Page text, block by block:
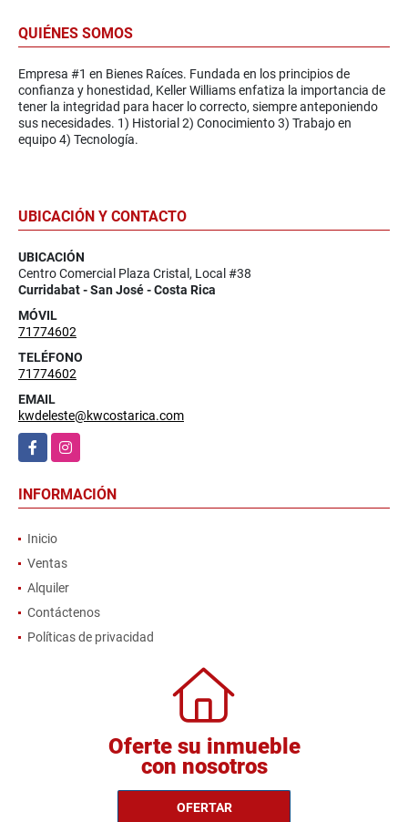
QUIÉNES SOMOS
Empresa #1 en Bienes Raíces. Fundada en los principios de
confianza y honestidad, Keller Williams enfatiza la importancia de
tener la integridad para hacer lo correcto, siempre anteponiendo
sus necesidades. 1) Historial 2) Conocimiento 3) Trabajo en
equipo 4) Tecnología.
UBICACIÓN Y CONTACTO
UBICACIÓN
Centro Comercial Plaza Cristal, Local #38
Curridabat - San José - Costa Rica
MÓVIL
71774602
TELÉFONO
71774602
EMAIL
kwdeleste@kwcostarica.com
FacebookInstagram
INFORMACIÓN
Inicio
Ventas
Alquiler
Contáctenos
Políticas de privacidad
Oferte su inmueble
con nosotros
OFERTAR